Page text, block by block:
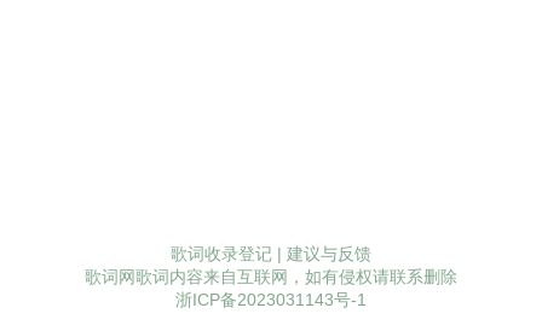
歌词收录登记 | 建议与反馈
歌词网歌词内容来自互联网，如有侵权请联系删除
浙ICP备2023031143号-1